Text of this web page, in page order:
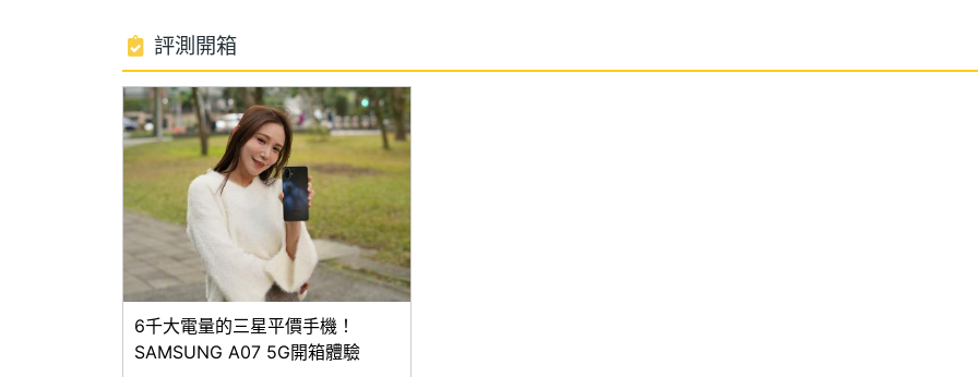
評測開箱
6千大電量的三星平價手機！
SAMSUNG A07 5G開箱體驗